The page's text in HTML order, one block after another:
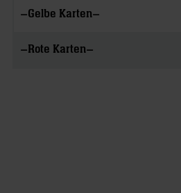
–Gelbe Karten–
–Rote Karten–